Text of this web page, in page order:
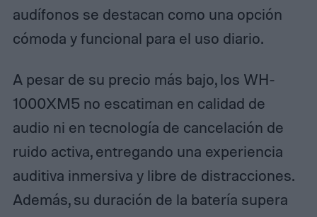
audífonos se destacan como una opción
cómoda y funcional para el uso diario.
A pesar de su precio más bajo, los WH-
1000XM5 no escatiman en calidad de
audio ni en tecnología de cancelación de
ruido activa, entregando una experiencia
auditiva inmersiva y libre de distracciones.
Además, su duración de la batería supera